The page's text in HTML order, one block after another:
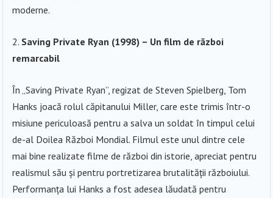
moderne.
Saving Private Ryan (1998) – Un film de război
remarcabil
În „Saving Private Ryan”, regizat de Steven Spielberg, Tom
Hanks joacă rolul căpitanului Miller, care este trimis într-o
misiune periculoasă pentru a salva un soldat în timpul celui
de-al Doilea Război Mondial. Filmul este unul dintre cele
mai bine realizate filme de război din istorie, apreciat pentru
realismul său și pentru portretizarea brutalității războiului.
Performanța lui Hanks a fost adesea lăudată pentru